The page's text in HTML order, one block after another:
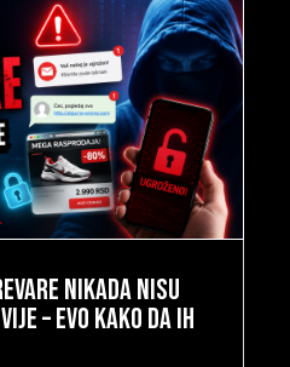
nikada nisu
– evo kako da ih